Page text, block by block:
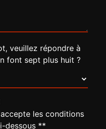
veuillez répondre à
font sept plus huit ?
les conditions
dessous **